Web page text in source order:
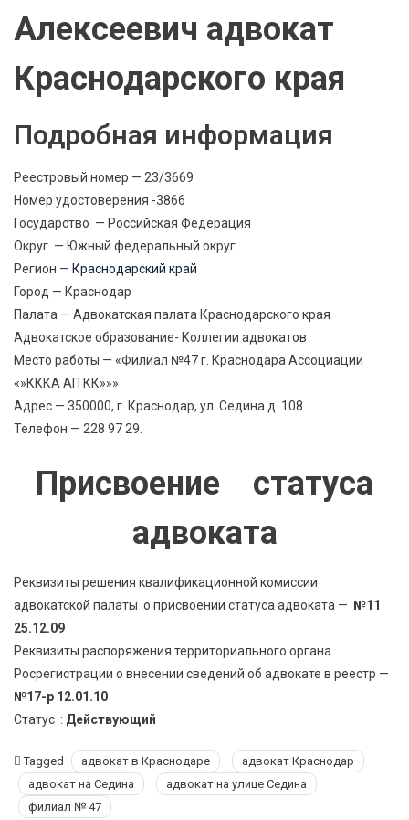
Алексеевич адвокат
Краснодарского края
Подробная информация
Реестровый номер — 23/3669
Номер удостоверения -3866
Государство — Российская Федерация
Округ — Южный федеральный округ
Регион — Краснодарский край
Город — Краснодар
Палата — Адвокатская палата Краснодарского края
Адвокатское образование- Коллегии адвокатов
Место работы — «Филиал №47 г. Краснодара Ассоциации
«»КККА АП КК»»»
Адрес — 350000, г. Краснодар, ул. Седина д. 108
Телефон — 228 97 29.
Присвоение статуса
адвоката
Реквизиты решения квалификационной комиссии
адвокатской палаты о присвоении статуса адвоката — №11
25.12.09
Реквизиты распоряжения территориального органа
Росрегистрации о внесении сведений об адвокате в реестр —
№17-р 12.01.10
Статус : Действующий
Tagged адвокат в Краснодаре
адвокат Краснодар
адвокат на Седина
адвокат на улице Седина
филиал № 47